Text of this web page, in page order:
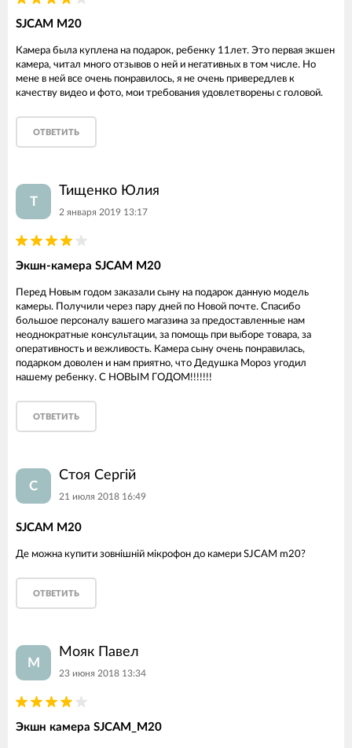
SJCAM M20
Камера была куплена на подарок, ребенку 11лет. Это первая экшен
камера, читал много отзывов о ней и негативных в том числе. Но
мене в ней все очень понравилось, я не очень привередлев к
качеству видео и фото, мои требования удовлетворены с головой.
ОТВЕТИТЬ
Т
Тищенко Юлия
2 января 2019 13:17
Экшн-камера SJCAM M20
Перед Новым годом заказали сыну на подарок данную модель
камеры. Получили через пару дней по Новой почте. Спасибо
большое персоналу вашего магазина за предоставленные нам
неоднократные консультации, за помощь при выборе товара, за
оперативность и вежливость. Камера сыну очень понравилась,
подарком доволен и нам приятно, что Дедушка Мороз угодил
нашему ребенку. С НОВЫМ ГОДОМ!!!!!!!
ОТВЕТИТЬ
С
Стоя Сергій
21 июля 2018 16:49
SJCAM M20
Де можна купити зовнішній мікрофон до камери SJCAM m20?
ОТВЕТИТЬ
М
Мояк Павел
23 июня 2018 13:34
Экшн камера SJCAM_M20